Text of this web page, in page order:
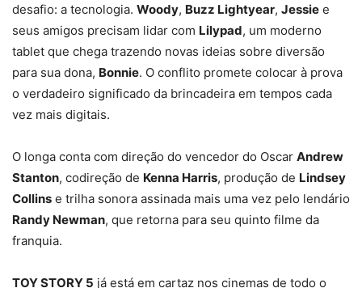
desafio: a tecnologia. Woody, Buzz Lightyear, Jessie e
seus amigos precisam lidar com Lilypad, um moderno
tablet que chega trazendo novas ideias sobre diversão
para sua dona, Bonnie. O conflito promete colocar à prova
o verdadeiro significado da brincadeira em tempos cada
vez mais digitais.
O longa conta com direção do vencedor do Oscar Andrew
Stanton, codireção de Kenna Harris, produção de Lindsey
Collins e trilha sonora assinada mais uma vez pelo lendário
Randy Newman, que retorna para seu quinto filme da
franquia.
TOY STORY 5 já está em cartaz nos cinemas de todo o